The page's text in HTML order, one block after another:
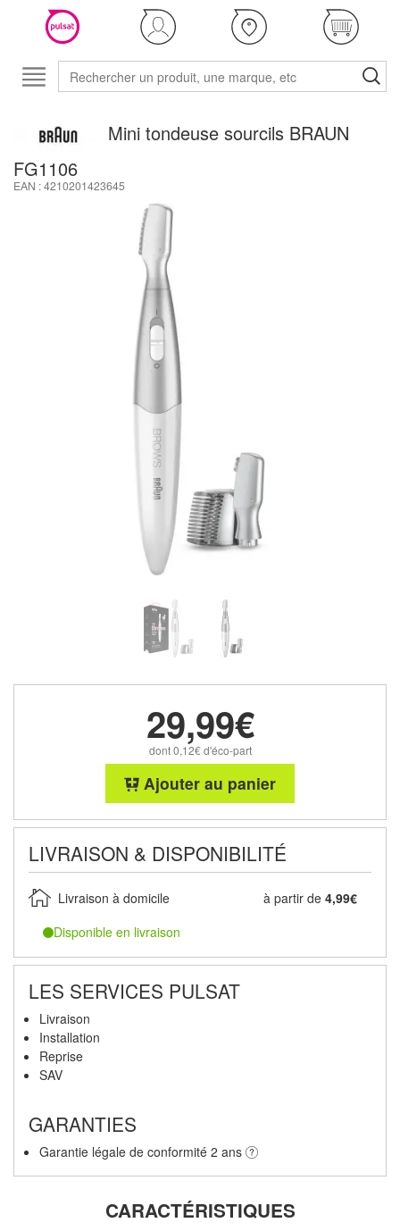
Mini tondeuse sourcils BRAUN
FG1106
EAN : 4210201423645
29,99€
dont 0,12€ d'éco-part
Ajouter au panier
LIVRAISON & DISPONIBILITÉ
Livraison à domicile à partir de 4,99€
Disponible en livraison
LES SERVICES PULSAT
Livraison
Installation
Reprise
SAV
GARANTIES
Garantie légale de conformité 2 ans
CARACTÉRISTIQUES